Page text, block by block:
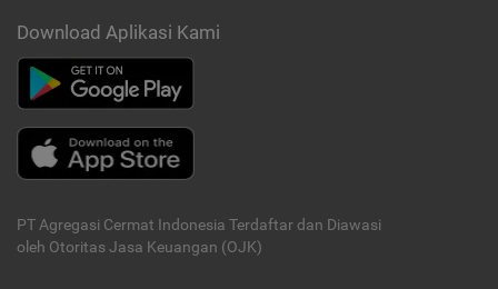
Download Aplikasi Kami
PT Agregasi Cermat Indonesia Terdaftar dan Diawasi
oleh Otoritas Jasa Keuangan (OJK)